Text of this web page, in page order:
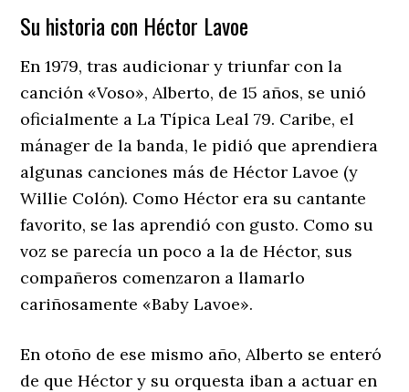
Su historia con Héctor Lavoe
En 1979, tras audicionar y triunfar con la
canción «Voso», Alberto, de 15 años, se unió
oficialmente a La Típica Leal 79. Caribe, el
mánager de la banda, le pidió que aprendiera
algunas canciones más de Héctor Lavoe (y
Willie Colón). Como Héctor era su cantante
favorito, se las aprendió con gusto. Como su
voz se parecía un poco a la de Héctor, sus
compañeros comenzaron a llamarlo
cariñosamente «Baby Lavoe».
En otoño de ese mismo año, Alberto se enteró
de que Héctor y su orquesta iban a actuar en